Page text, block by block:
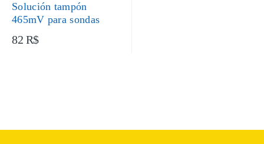
Solución tampón
465mV para sondas
82 R$